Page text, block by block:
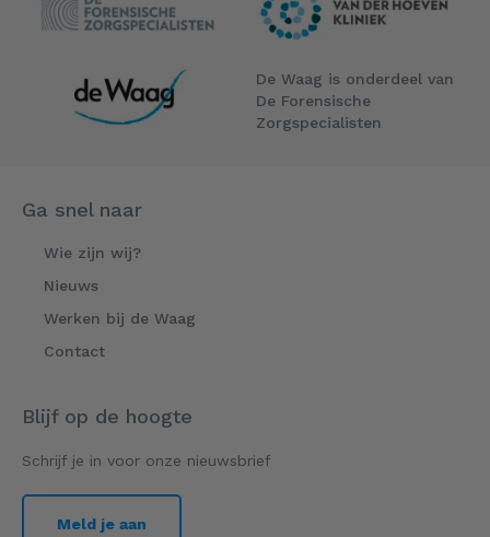
De Waag is onderdeel van
De Forensische
Zorgspecialisten
Ga snel naar
Wie zijn wij?
Nieuws
Werken bij de Waag
Contact
Blijf op de hoogte
Schrijf je in voor onze nieuwsbrief
Meld je aan